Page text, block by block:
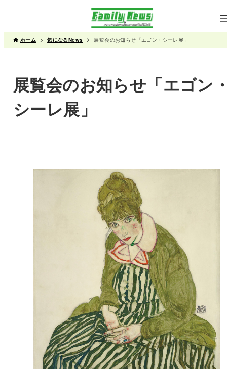
ホーム 気になるNews 展覧会のお知らせ「エゴン・シーレ展」
展覧会のお知らせ「エゴン
シーレ展」